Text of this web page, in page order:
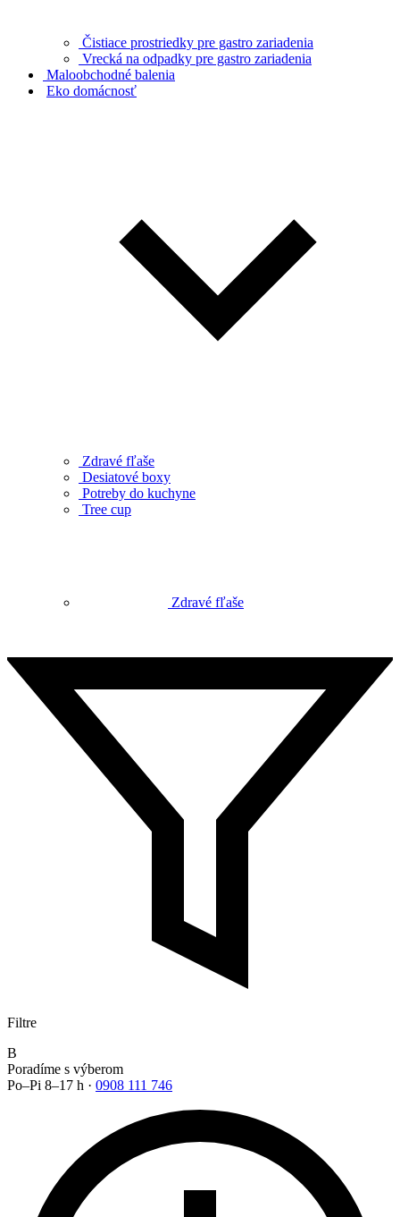
Čistiace prostriedky pre gastro zariadenia
Vrecká na odpadky pre gastro zariadenia
Maloobchodné balenia
Eko domácnosť
Zdravé fľaše
Desiatové boxy
Potreby do kuchyne
Tree cup
Zdravé fľaše
Filtre
B
Poradíme s výberom
Po–Pi 8–17 h · 0908 111 746